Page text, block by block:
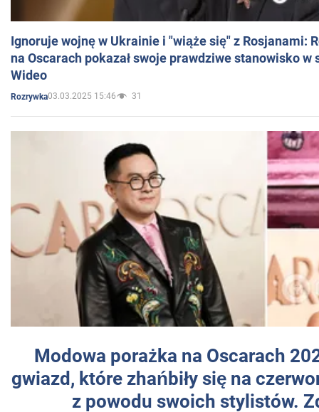
Ignoruje wojnę w Ukrainie i "wiąże się" z Rosjanami:
na Oscarach pokazał swoje prawdziwe stanowisko w
Wideo
Rozrywka03.03.2025 15:46 31
Modowa porażka na Oscarach
gwiazd, które zhańbiły się na
z powodu swoich stylistów.